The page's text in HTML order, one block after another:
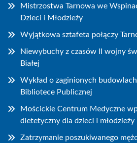
Mistrzostwa Tarnowa we
Dzieci i Młodzieży
Wyjątkowa sztafeta połączy
Niewybuchy z czasów II wojny
Białej
Wykład o zaginionych
Bibliotece Publicznej
Mościckie Centrum Medyczne
dietetyczny dla dzieci i młodzieży
Zatrzymanie poszukiwanego